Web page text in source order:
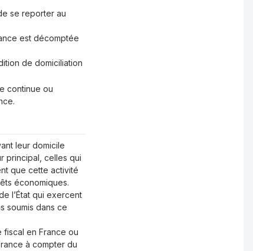
se reporter au
est décomptée
de domiciliation
continue ou
leur domicile
principal, celles qui
que cette activité
économiques.
l’État qui exercent
soumis dans ce
fiscal en France ou
à compter du